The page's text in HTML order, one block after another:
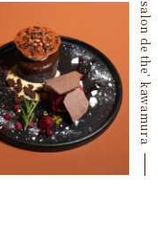
salon de the’ kawamura